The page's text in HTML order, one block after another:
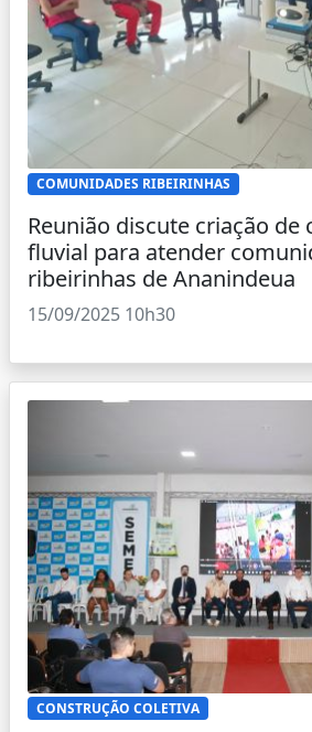
COMUNIDADES RIBEIRINHAS
Reunião discute criação de
fluvial para atender
ribeirinhas de Ananindeua
15/09/2025 10h30
CONSTRUÇÃO COLETIVA